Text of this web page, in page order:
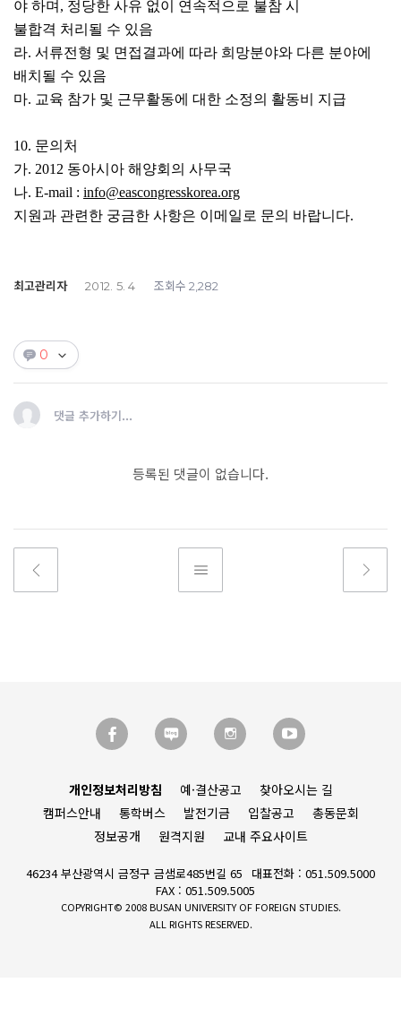
야 하며, 정당한 사유 없이 연속적으로 불참 시
불합격 처리될 수 있음
라. 서류전형 및 면접결과에 따라 희망분야와 다른 분야에
배치될 수 있음
마. 교육 참가 및 근무활동에 대한 소정의 활동비 지급
10. 문의처
가. 2012 동아시아 해양회의 사무국
나. E-mail : info@eascongresskorea.org
지원과 관련한 궁금한 사항은 이메일로 문의 바랍니다.
최고관리자 2012. 5. 4 조회수 2,282
0
댓글 추가하기...
등록된 댓글이 없습니다.
개인정보처리방침 예·결산공고
찾아오시는 길
캠퍼스안내
통학버스 발전기금 입찰공고
총동문회
정보공개
원격지원 교내 주요사이트
46234 부산광역시 금정구 금샘로485번길 65
대표전화 : 051.509.5000
FAX : 051.509.5005
COPYRIGHT© 2008 BUSAN UNIVERSITY OF FOREIGN STUDIES.
ALL RIGHTS RESERVED.